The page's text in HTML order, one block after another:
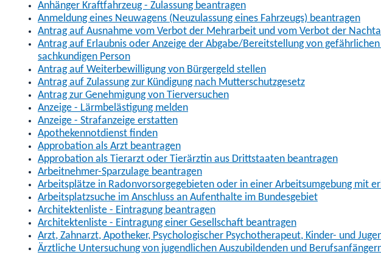
Anhänger Kraftfahrzeug - Zulassung beantragen
Anmeldung eines Neuwagens (Neuzulassung eines Fahrzeugs) beantragen
Antrag auf Ausnahme vom Verbot der Mehrarbeit und vom Verbot der
Antrag auf Erlaubnis oder Anzeige der Abgabe/Bereitstellung von
sachkundigen Person
Antrag auf Weiterbewilligung von Bürgergeld stellen
Antrag auf Zulassung zur Kündigung nach Mutterschutzgesetz
Antrag zur Genehmigung von Tierversuchen
Anzeige - Lärmbelästigung melden
Anzeige - Strafanzeige erstatten
Apothekennotdienst finden
Approbation als Arzt beantragen
Approbation als Tierarzt oder Tierärztin aus Drittstaaten beantragen
Arbeitnehmer-Sparzulage beantragen
Arbeitsplätze in Radonvorsorgegebieten oder in einer Arbeitsumgebung mit
Arbeitsplatzsuche im Anschluss an Aufenthalte im Bundesgebiet
Architektenliste - Eintragung beantragen
Architektenliste - Eintragung einer Gesellschaft beantragen
Arzt, Zahnarzt, Apotheker, Psychologischer Psychotherapeut, Kinder- und
Ärztliche Untersuchung von jugendlichen Auszubildenden und